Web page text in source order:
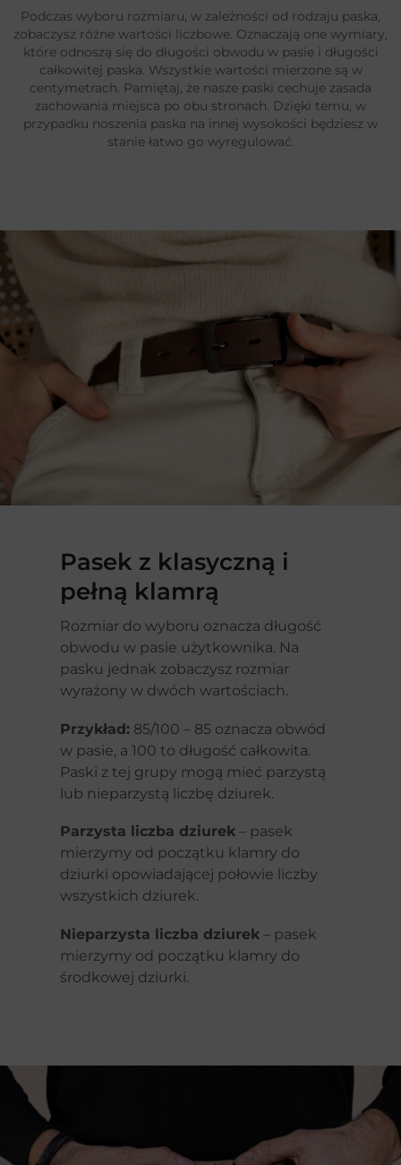
Podczas wyboru rozmiaru, w zależności od rodzaju paska,
zobaczysz różne wartości liczbowe. Oznaczają one wymiary,
które odnoszą się do długości obwodu w pasie i długości
całkowitej paska. Wszystkie wartości mierzone są w
centymetrach. Pamiętaj, że nasze paski cechuje zasada
zachowania miejsca po obu stronach. Dzięki temu, w
przypadku noszenia paska na innej wysokości będziesz w
stanie łatwo go wyregulować.
Pasek z klasyczną i
pełną klamrą
Rozmiar do wyboru oznacza długość
obwodu w pasie użytkownika. Na
pasku jednak zobaczysz rozmiar
wyrażony w dwóch wartościach.
Przykład: 85/100 – 85 oznacza obwód
w pasie, a 100 to długość całkowita.
Paski z tej grupy mogą mieć parzystą
lub nieparzystą liczbę dziurek.
Parzysta liczba dziurek – pasek
mierzymy od początku klamry do
dziurki opowiadającej połowie liczby
wszystkich dziurek.
Nieparzysta liczba dziurek – pasek
mierzymy od początku klamry do
środkowej dziurki.